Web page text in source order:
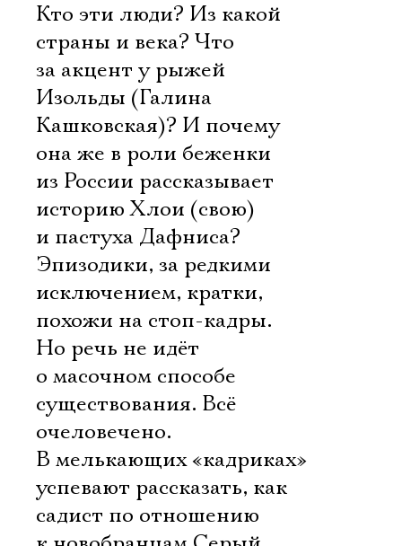
Кто эти люди? Из какой
страны и века? Что
за акцент у рыжей
Изольды (Галина
Кашковская)? И почему
она же в роли беженки
из России рассказывает
историю Хлои (свою)
и пастуха Дафниса?
Эпизодики, за редкими
исключением, кратки,
похожи на стоп-кадры.
Но речь не идёт
о масочном способе
существования. Всё
очеловечено.
В мелькающих «кадриках»
успевают рассказать, как
садист по отношению